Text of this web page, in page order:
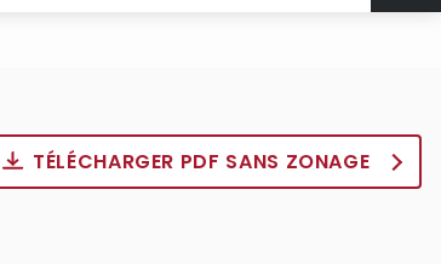
TÉLÉCHARGER PDF SANS ZONAGE